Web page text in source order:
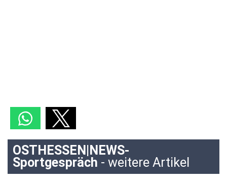
OSTHESSEN|NEWS-
Sportgespräch - weitere Artikel